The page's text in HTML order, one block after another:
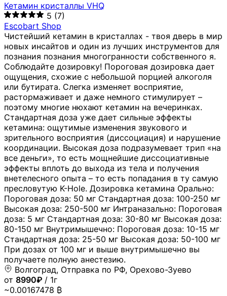
Кетамин кристаллы VHQ
5 (7)
Escobart Shop
Чистейший кетамин в кристаллах - твоя дверь в мир
новых инсайтов и один из лучших инструментов для
познания познания многогранности собственного я.
Соблюдайте дозировку! Пороговая дозировка дает
ощущения, схожие с небольшой порцией алкоголя
или бутирата. Слегка изменяет восприятие,
растормаживает и даже немного стимулирует –
поэтому многие нюхают кетамин на вечеринках.
Стандартная доза уже дает сильные эффекты
кетамина: ощутимые изменения звукового и
зрительного восприятия (диссоциация) и нарушение
координации. Высокая доза подразумевает трип «на
все деньги», то есть мощнейшие диссоциативные
эффекты вплоть до выхода из тела и получения
внетелесного опыта – то есть попадания в ту самую
пресловутую K-Hole. Дозировка кетамина Орально:
Пороговая доза: 50 мг Стандартная доза: 100-250 мг
Высокая доза: 250-500 мг Интраназально: Пороговая
доза: 5 мг Стандартная доза: 30-80 мг Высокая доза:
80-150 мг Внутримышечно: Пороговая доза: 10-15 мг
Стандартная доза: 25-50 мг Высокая доза: 50-100 мг
При дозах от 100 мг и выше внутримышечно вы
получаете полную анестезию.
Волгоград, Отправка по РФ, Орехово-Зуево
от 8990₽ / 1г
~0.00167478 ₿